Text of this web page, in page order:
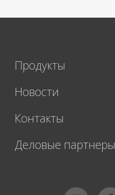
Продукты
Новости
Контакты
Деловые партнеры